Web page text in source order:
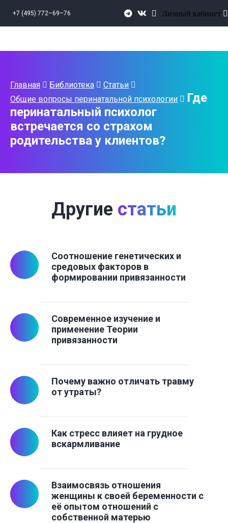
+7 (495) 772–69–76 Личный кабинет
Главная Библиотека
Статьи
Общие вопросы перинатальной психологии
Где
перинатальный психолог
встречается со страхом
родительства у клиентов?
Другие статьи
Соотношение генетических и
средовых факторов в
формировании привязанности
Современное изучение и
применение Теории
привязанности
Почему важно отличать травму
от утраты?
Как стресс влияет на грудное
вскармливание
Взаимосвязь отношения
женщины к своей беременности с
её опытом отношений с
собственной матерью